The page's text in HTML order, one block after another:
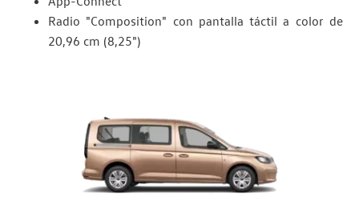
Radio "Composition" con pantalla táctil a color de
20,96 cm (8,25")